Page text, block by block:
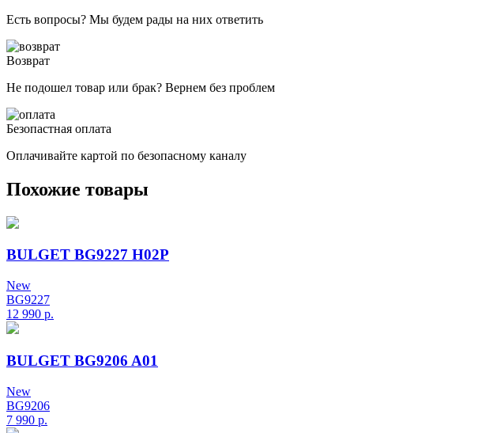
Есть вопросы? Мы будем рады на них ответить
Возврат
Не подошел товар или брак? Вернем без проблем
Безопастная оплата
Оплачивайте картой по безопасному каналу
Похожие товары
BULGET BG9227 H02P
New
BG9227
12 990 р.
BULGET BG9206 A01
New
BG9206
7 990 р.